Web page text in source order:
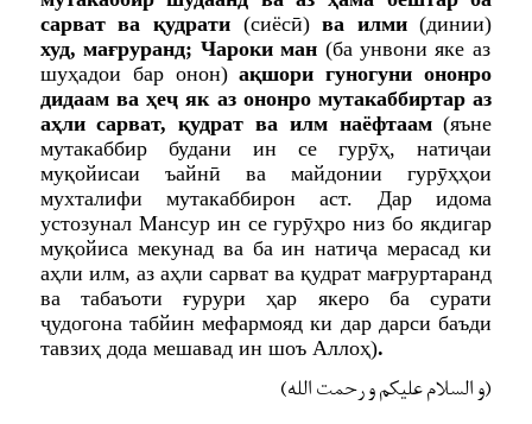
сарват ва қудрати (сиёсӣ)ва илми(динии)
худ, мағруранд; Чароки ман (ба унвони яке аз
шуҳадои бар онон)ақшори гуногуни ононро
дидаам ва ҳеҷ як аз ононро мутакаббиртар аз
аҳли сарват, қудрат ва илм наёфтаам(яъне
мутакаббир будани ин се гурӯҳ, натиҷаи
муқойисаи ъайнӣ ва майдонии гурӯҳҳои
мухталифи мутакаббирон аст. Дар идома
устозунал Мансур ин се гурӯҳро низ бо якдигар
муқойиса мекунад ва ба ин натиҷа мерасад ки
аҳли илм, аз аҳли сарват ва қудрат мағруртаранд
ва табаъоти ғурури ҳар якеро ба сурати
ҷудогона табйин мефармояд ки дар дарси баъди
тавзиҳ дода мешавад ин шоъ Аллоҳ).
(و السلام علیکم و رحمت الله)